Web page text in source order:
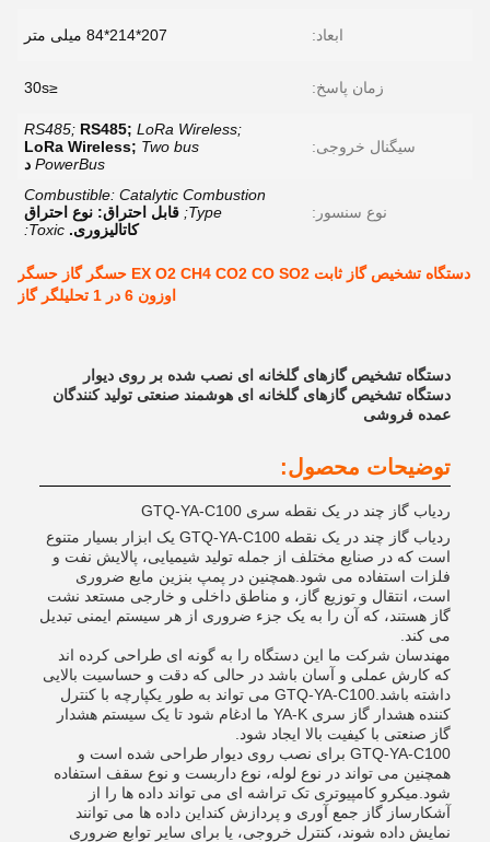
ابعاد: 207*214*84 میلی متر
زمان پاسخ: ≤30s
سیگنال خروجی:
RS485; RS485; LoRa Wireless;
LoRa Wireless; Two bus
PowerBus د
نوع سنسور:
Combustible: Catalytic Combustion
Type; قابل احتراق: نوع احتراق
کاتالیزوری. Toxic:
دستگاه تشخیص گاز ثابت EX O2 CH4 CO2 CO SO2 حسگر گاز حسگر
اوزون 6 در 1 تحلیلگر گاز
دستگاه تشخیص گازهای گلخانه ای نصب شده بر روی دیوار
دستگاه تشخیص گازهای گلخانه ای هوشمند صنعتی تولید کنندگان
عمده فروشی
توضیحات محصول:
ردیاب گاز چند در یک نقطه سری GTQ-YA-C100
ردیاب گاز چند در یک نقطه GTQ-YA-C100 یک ابزار بسیار متنوع
است که در صنایع مختلف از جمله تولید شیمیایی، پالایش نفت و
فلزات استفاده می شود.همچنین در پمپ بنزین مایع ضروری
است، انتقال و توزیع گاز، و مناطق داخلی و خارجی مستعد نشت
گاز هستند، که آن را به یک جزء ضروری از هر سیستم ایمنی تبدیل
می کند.
مهندسان شرکت ما این دستگاه را به گونه ای طراحی کرده اند
که کارش عملی و آسان باشد در حالی که دقت و حساسیت بالایی
داشته باشد.GTQ-YA-C100 می تواند به طور یکپارچه با کنترل
کننده هشدار گاز سری YA-K ما ادغام شود تا یک سیستم هشدار
گاز صنعتی با کیفیت بالا ایجاد شود.
GTQ-YA-C100 برای نصب روی دیوار طراحی شده است و
همچنین می تواند در نوع لوله، نوع داربست و نوع سقف استفاده
شود.میکرو کامپیوتری تک تراشه ای می تواند داده ها را از
آشکارساز گاز جمع آوری و پردازش کنداین داده ها می توانند
نمایش داده شوند، کنترل خروجی، یا برای سایر توابع ضروری